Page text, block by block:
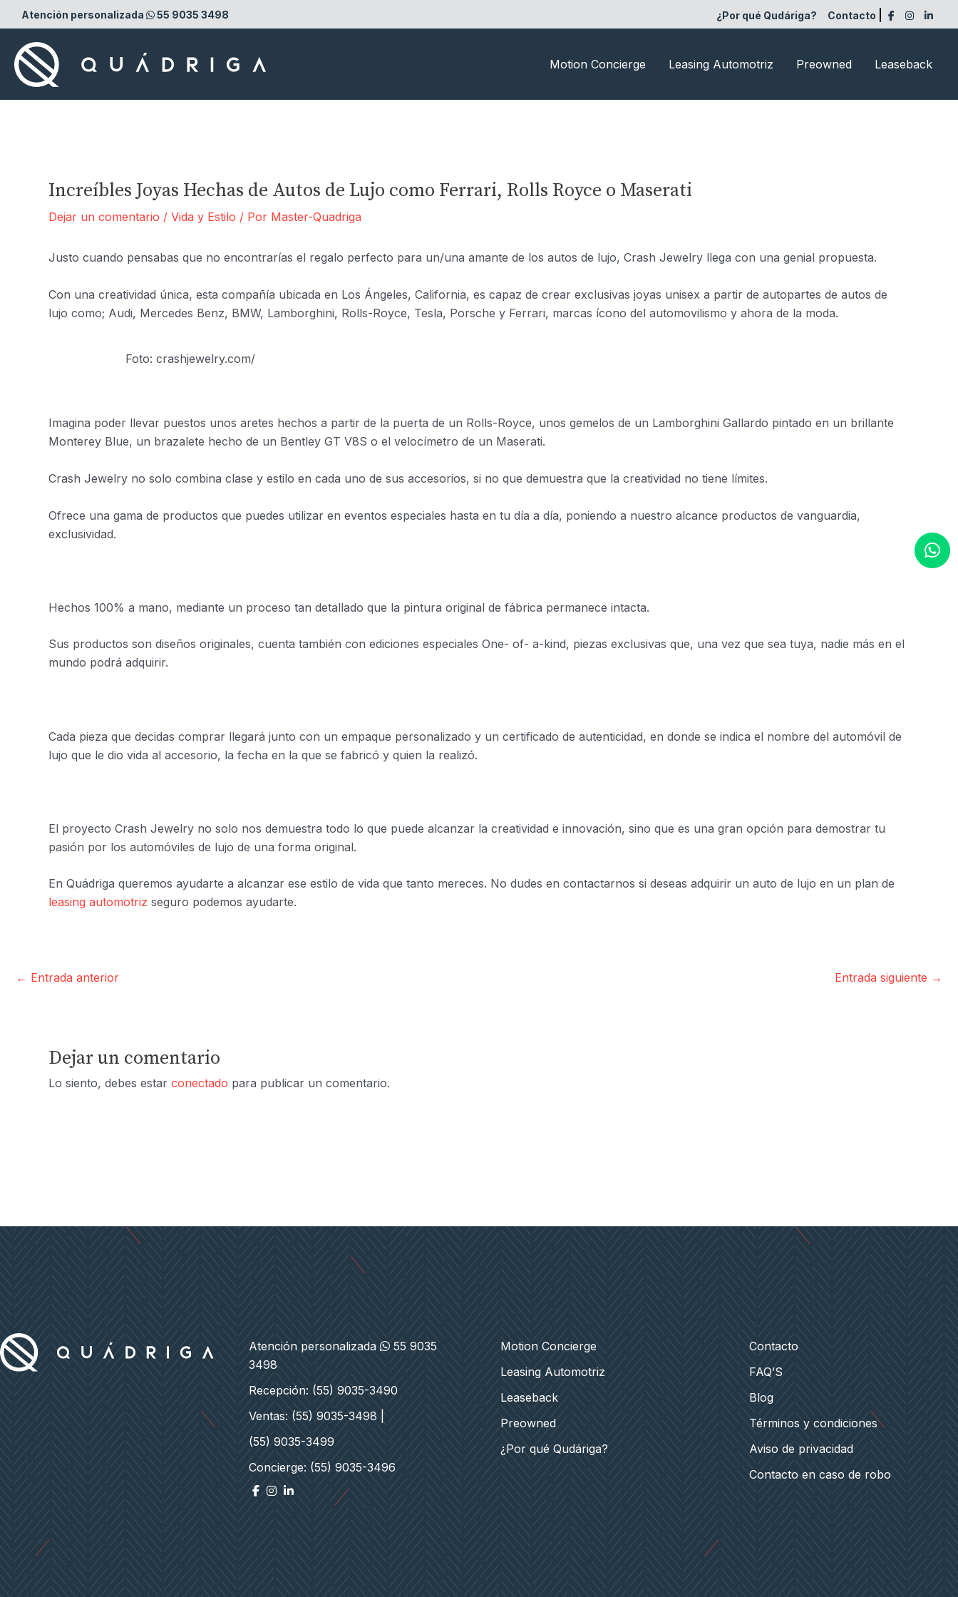
al
contenido
Atención personalizada 55 9035 3498 ¿Por qué Qudáriga? Contacto
Motion Concierge Leasing Automotriz Preowned Leaseback
Increíbles Joyas Hechas de Autos de Lujo como Ferrari, Rolls Royce o Maserati
Dejar un comentario / Vida y Estilo / Por Master-Quadriga
Justo cuando pensabas que no encontrarías el regalo perfecto para un/una amante de los autos de lujo, Crash Jewelry llega con una genial propuesta.
Con una creatividad única, esta compañía ubicada en Los Ángeles, California, es capaz de crear exclusivas joyas unisex a partir de autopartes de autos de
lujo como; Audi, Mercedes Benz, BMW, Lamborghini, Rolls-Royce, Tesla, Porsche y Ferrari, marcas ícono del automovilismo y ahora de la moda.
Foto: crashjewelry.com/
Imagina poder llevar puestos unos aretes hechos a partir de la puerta de un Rolls-Royce, unos gemelos de un Lamborghini Gallardo pintado en un brillante
Monterey Blue, un brazalete hecho de un Bentley GT V8S o el velocímetro de un Maserati.
Crash Jewelry no solo combina clase y estilo en cada uno de sus accesorios, si no que demuestra que la creatividad no tiene límites.
Ofrece una gama de productos que puedes utilizar en eventos especiales hasta en tu día a día, poniendo a nuestro alcance productos de vanguardia,
exclusividad.
Hechos 100% a mano, mediante un proceso tan detallado que la pintura original de fábrica permanece intacta.
Sus productos son diseños originales, cuenta también con ediciones especiales One- of- a-kind, piezas exclusivas que, una vez que sea tuya, nadie más en el
mundo podrá adquirir.
Cada pieza que decidas comprar llegará junto con un empaque personalizado y un certificado de autenticidad, en donde se indica el nombre del automóvil de
lujo que le dio vida al accesorio, la fecha en la que se fabricó y quien la realizó.
El proyecto Crash Jewelry no solo nos demuestra todo lo que puede alcanzar la creatividad e innovación, sino que es una gran opción para demostrar tu
pasión por los automóviles de lujo de una forma original.
En Quádriga queremos ayudarte a alcanzar ese estilo de vida que tanto mereces. No dudes en contactarnos si deseas adquirir un auto de lujo en un plan de
leasing automotriz seguro podemos ayudarte.
← Entrada anterior Entrada siguiente →
Dejar un comentario
Lo siento, debes estar conectado para publicar un comentario.
Atención personalizada
55 9035
3498
Recepción: (55) 9035-3490
Ventas: (55) 9035-3498 |
(55) 9035-3499
Concierge: (55) 9035-3496
Motion Concierge
Leasing Automotriz
Leaseback
Preowned
¿Por qué Qudáriga?
Contacto
FAQ’S
Blog
Términos y condiciones
Aviso de privacidad
Contacto en caso de robo